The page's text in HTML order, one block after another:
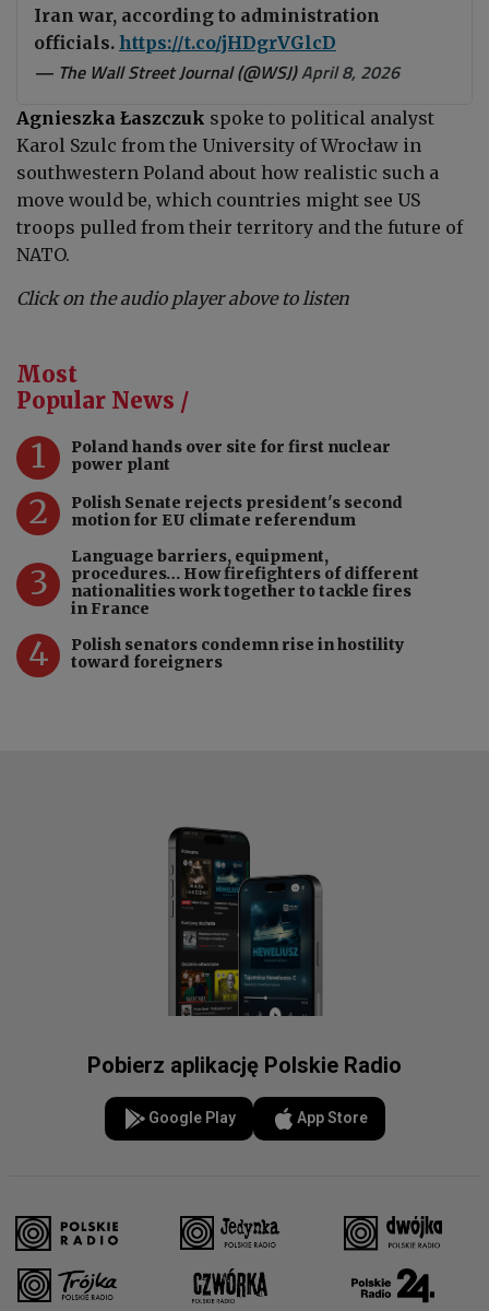
Iran war, according to administration
officials. https://t.co/jHDgrVGlcD
— The Wall Street Journal (@WSJ)April 8, 2026
Agnieszka Łaszczuk spoke to political analyst
Karol Szulc from the University of Wrocław in
southwestern Poland about how realistic such a
move would be, which countries might see US
troops pulled from their territory and the future of
NATO.
Click on the audio player above to listen
Most
Popular News /
1
Poland hands over site for first nuclear
power plant
2
Polish Senate rejects president's second
motion for EU climate referendum
3
Language barriers, equipment,
procedures… How firefighters of different
nationalities work together to tackle fires
in France
4
Polish senators condemn rise in hostility
toward foreigners
Pobierz aplikację Polskie Radio
Google Play App Store